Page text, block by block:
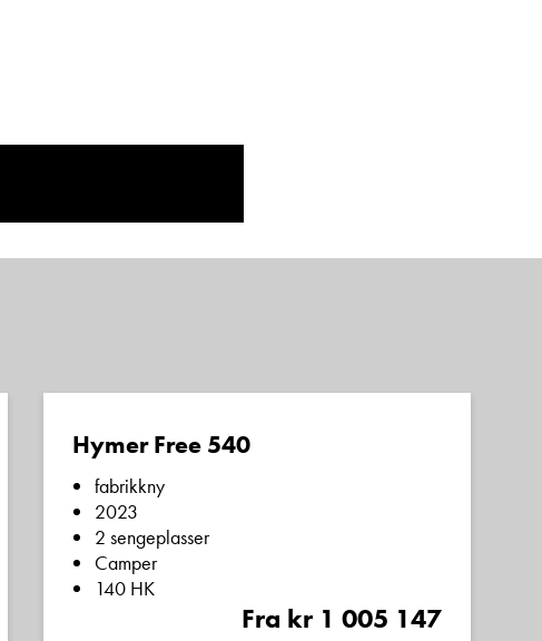
Hymer Free 540
fabrikkny
2023
2 sengeplasser
Camper
140 HK
Fra kr 1 005 147